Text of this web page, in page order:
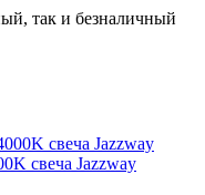
так и безналичный
свеча Jazzway